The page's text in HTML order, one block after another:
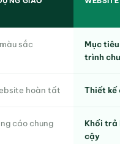
sắc
Mục
trình
hoàn tất Thiết kế
cáo chung
Khối trả
cậy